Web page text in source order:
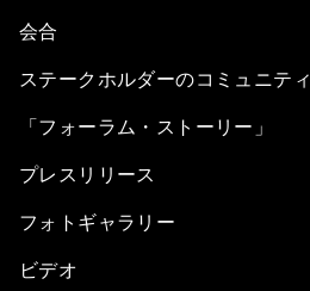
会合
ステークホルダーのコミュニティ
「フォーラム・ストーリー」
プレスリリース
フォトギャラリー
ビデオ